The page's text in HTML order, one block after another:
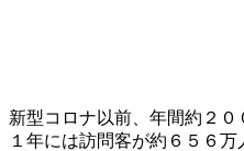
新型コロナ以前、年間約２
１年には訪問客が約６５６